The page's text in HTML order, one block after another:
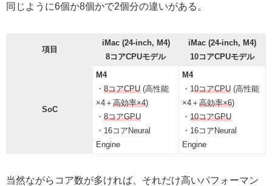
同じように6個か8個かで2個分の違いがある。
項目
iMac (24-inch, M4)
8コアCPUモデル
iMac (24-inch, M4)
10コアCPUモデル
SoC
M4
・ 8コアCPU (高性能
×4＋ 高効率×4)
・ 8コアGPU
・16コアNeural
Engine
M4
・10コアCPU (高性能
×4＋ 高効率×6)
・ 10コアGPU
・16コアNeural
Engine
当然ながらコア数が多ければ、それだけ高いパフォーマン